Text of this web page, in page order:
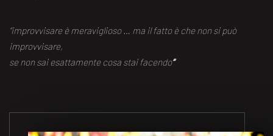
“improvvisare è meraviglioso … ma il fatto è che non si può
improvvisare,
se non sai esattamente cosa stai facendo“